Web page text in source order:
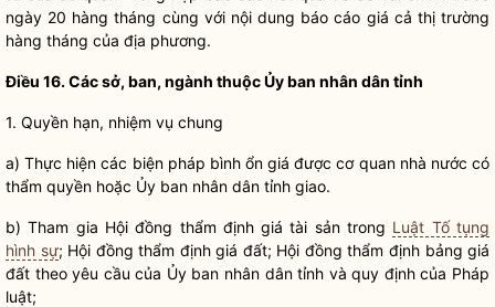
ngày 20 hàng tháng cùng với nội dung báo cáo giá cả thị trường
hàng tháng của địa phương.
Điều 16. Các sở, ban, ngành thuộc Ủy ban nhân dân tỉnh
1. Quyền hạn, nhiệm vụ chung
a) Thực hiện các biện pháp bình ổn giá được cơ quan nhà nước có
thẩm quyền hoặc Ủy ban nhân dân tỉnh giao.
b) Tham gia Hội đồng thẩm địnhgiá tài sản trong Luật Tố tụng
hình sự; Hội đồng thẩm địnhgiá đất; Hội đồng thẩm địnhbảng giá
đất theo yêu cầu của Ủy ban nhân dântỉnh và quy định của Pháp
luật;